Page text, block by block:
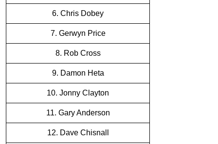
6. Chris Dobey
7. Gerwyn Price
8. Rob Cross
9. Damon Heta
10. Jonny Clayton
11. Gary Anderson
12. Dave Chisnall